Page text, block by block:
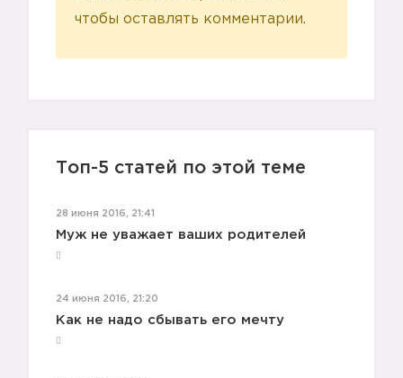
чтобы оставлять комментарии.
Топ-5 статей по этой теме
28 июня 2016, 21:41
Муж не уважает ваших родителей
24 июня 2016, 21:20
Как не надо сбывать его мечту